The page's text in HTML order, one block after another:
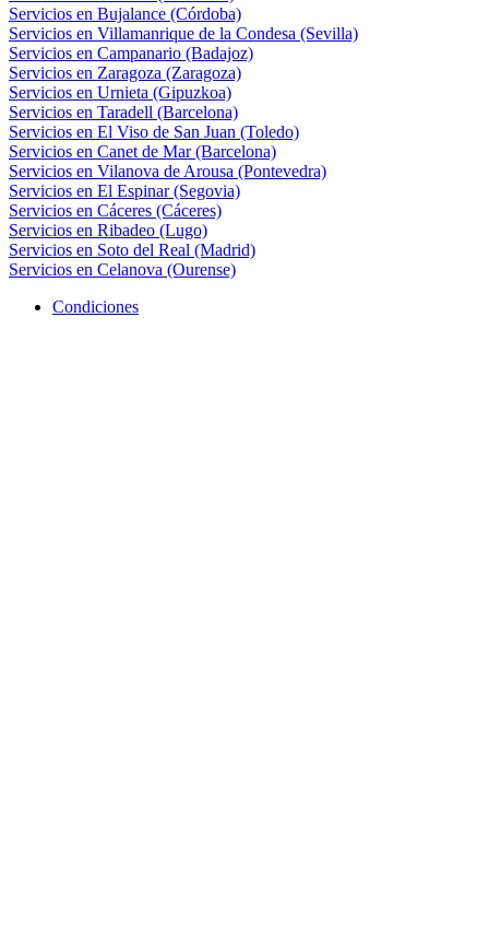
Servicios en Bujalance (Córdoba)
Servicios en Villamanrique de la Condesa (Sevilla)
Servicios en Campanario (Badajoz)
Servicios en Zaragoza (Zaragoza)
Servicios en Urnieta (Gipuzkoa)
Servicios en Taradell (Barcelona)
Servicios en El Viso de San Juan (Toledo)
Servicios en Canet de Mar (Barcelona)
Servicios en Vilanova de Arousa (Pontevedra)
Servicios en El Espinar (Segovia)
Servicios en Cáceres (Cáceres)
Servicios en Ribadeo (Lugo)
Servicios en Soto del Real (Madrid)
Servicios en Celanova (Ourense)
Condiciones